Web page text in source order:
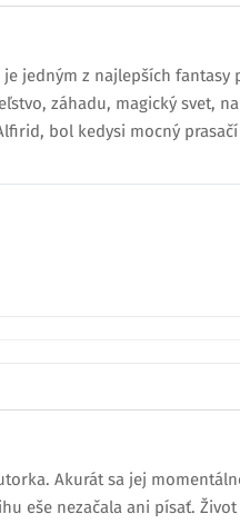
jedným z najlepších
záhadu, magický svet,
bol kedysi mocný
Akurát sa jej
eše nezačala ani písať.